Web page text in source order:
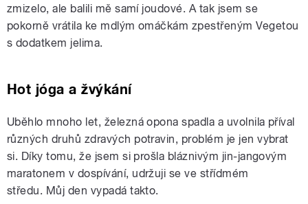
zmizelo, ale balili mě samí joudové. A tak jsem se
pokorně vrátila ke mdlým omáčkám zpestřeným Vegetou
s dodatkem jelima.
Hot jóga a žvýkání
Uběhlo mnoho let, železná opona spadla a uvolnila příval
různých druhů zdravých potravin, problém je jen vybrat
si. Díky tomu, že jsem si prošla bláznivým jin-jangovým
maratonem v dospívání, udržuji se ve střídmém
středu. Můj den vypadá takto.